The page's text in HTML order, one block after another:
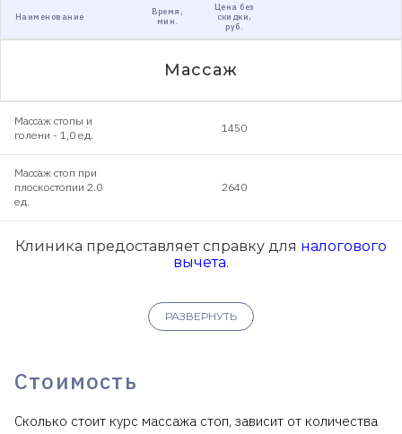
Наименование
Время,
мин.
Цена без
скидки,
руб.
Массаж
Массаж стопы и
голени - 1,0 ед.
1450
Массаж стоп при
плоскостопии 2.0
ед.
2640
Клиника предоставляет справку для налогового
вычета.
РАЗВЕРНУТЬ
Стоимость
Сколько стоит курс массажа стоп, зависит от количества